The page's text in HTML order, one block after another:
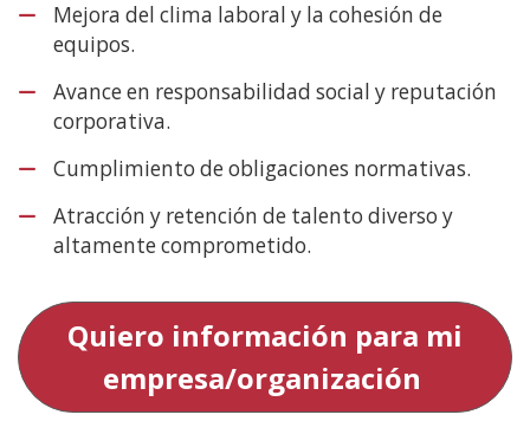
Mejora del clima laboral y la cohesión de
equipos.
Avance en responsabilidad social y reputación
corporativa.
Cumplimiento de obligaciones normativas.
Atracción y retención de talento diverso y
altamente comprometido.
Quiero información para mi
empresa/organización